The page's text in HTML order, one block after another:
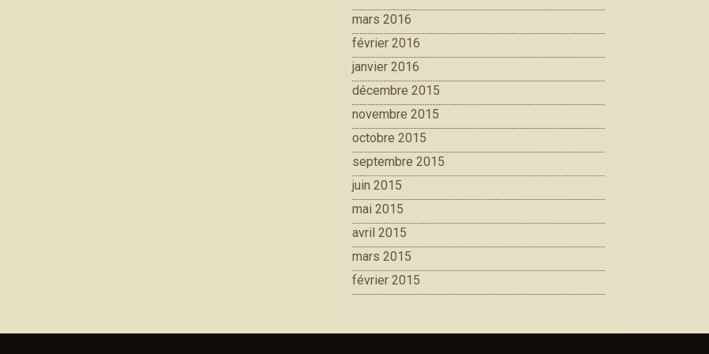
mars 2016
février 2016
janvier 2016
décembre 2015
novembre 2015
octobre 2015
septembre 2015
juin 2015
mai 2015
avril 2015
mars 2015
février 2015